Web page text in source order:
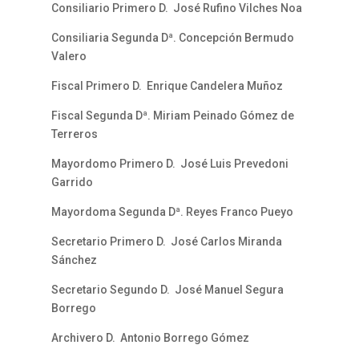
Consiliario Primero D. José Rufino Vilches Noa
Consiliaria Segunda Dª. Concepción Bermudo
Valero
Fiscal Primero D. Enrique Candelera Muñoz
Fiscal Segunda Dª. Miriam Peinado Gómez de
Terreros
Mayordomo Primero D. José Luis Prevedoni
Garrido
Mayordoma Segunda Dª. Reyes Franco Pueyo
Secretario Primero D. José Carlos Miranda
Sánchez
Secretario Segundo D. José Manuel Segura
Borrego
Archivero D. Antonio Borrego Gómez